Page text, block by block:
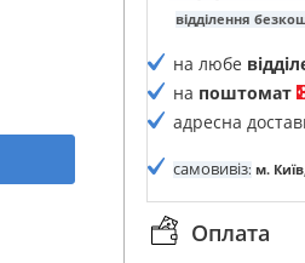
відділення
на любе
на поштомат
адресна
самовивіз: м.
Оплата